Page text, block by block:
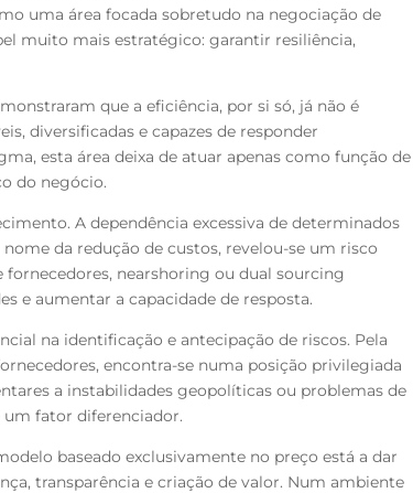
uma área focada sobretudo na negociação de
muito mais estratégico: garantir resiliência,
que aeficiência, por si só, já não é
diversificadas e capazes de responder
esta área deixa de atuar apenas comofunção de
do negócio.
Adependência excessiva de determinados
nome da redução de custos, revelou-se um risco
fornecedores, nearshoringoudual sourcing
e aumentar a capacidade de resposta.
na identificaçãoe antecipação de riscos. Pela
encontra-se numa posição privilegiada
a instabilidades geopolíticas ou problemas de
um fator diferenciador.
baseado exclusivamente no preço está a dar
transparência e criação de valor. Num ambiente